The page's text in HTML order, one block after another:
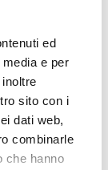
ed
e per
sito con i
dati web,
combinarle
che hanno
le